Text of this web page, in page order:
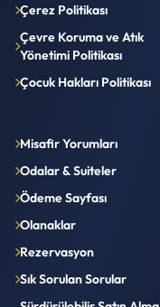
Çerez Politikası
Çevre Koruma ve Atık
Yönetimi Politikası
Çocuk Hakları Politikası
Misafir Yorumları
Odalar & Suiteler
Ödeme Sayfası
Olanaklar
Rezervasyon
Sık Sorulan Sorular